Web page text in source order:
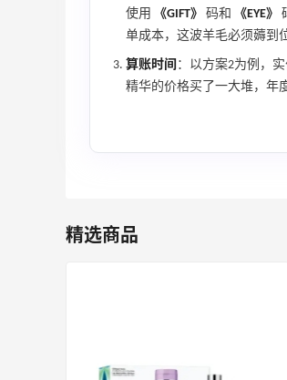
使用
《GIFT》 码和 《EYE》
单成本，这波羊毛必须薅到
算账时间 ：以方案2为例，
精华的价格买了一大堆，年
精选商品
5130人获得返利
Matte Collection
最高3%返利